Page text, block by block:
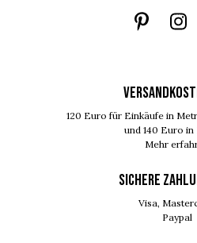
120 Euro für Einkäufe in
und 140 Euro
Mehr
SICHERE
Visa,
Paypal